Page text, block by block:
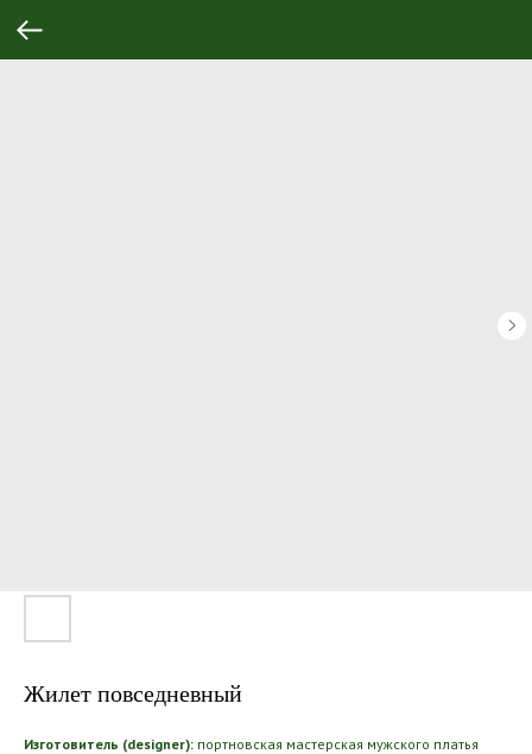
Жилет повседневный
Изготовитель (designer): портновская мастерская мужского платья